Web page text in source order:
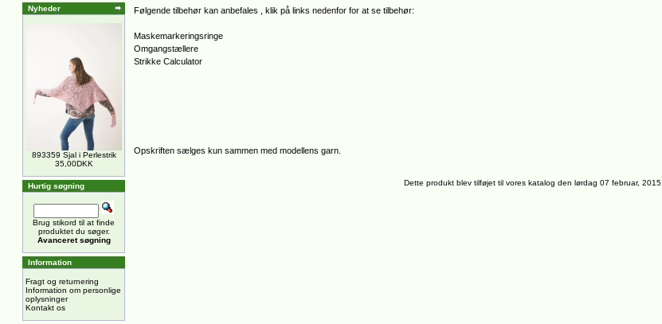
Nyheder
893359 Sjal i Perlestrik
35,00DKK
Hurtig søgning
Brug stikord til at finde
produktet du søger.
Avanceret søgning
Information
Fragt og returnering
Information om personlige
oplysninger
Kontakt os
Følgende tilbehør kan anbefales , klik på links nedenfor for at se tilbehør:
Maskemarkeringsringe
Omgangstællere
Strikke Calculator
Opskriften sælges kun sammen med modellens garn.
Dette produkt blev tilføjet til vores katalog den lørdag 07 februar, 2015.